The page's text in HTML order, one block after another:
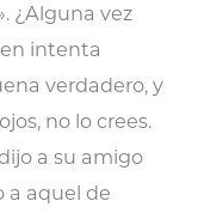
¿Alguna vez
intenta
verdadero, y
no lo crees.
a su amigo
a aquel de